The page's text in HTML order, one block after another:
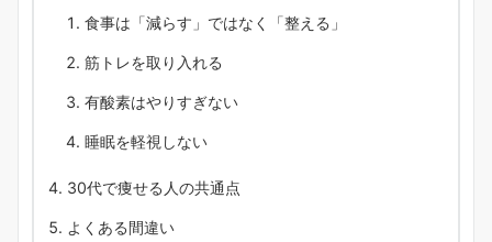
食事は「減らす」ではなく「整える」
筋トレを取り入れる
有酸素はやりすぎない
睡眠を軽視しない
30代で痩せる人の共通点
よくある間違い